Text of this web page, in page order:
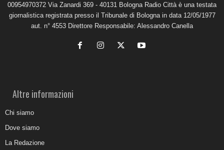
00954970372 Via Zanardi 369 - 40131 Bologna Radio Città è una testata
giornalistica registrata presso il Tribunale di Bologna in data 12/05/1977
aut. n° 4553 Direttore Responsabile: Alessandro Canella
Altre informazioni
Chi siamo
Dove siamo
La Redazione